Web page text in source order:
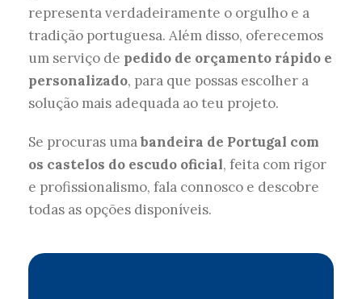
representa verdadeiramente o orgulho e a
tradição portuguesa. Além disso, oferecemos
um serviço de pedido de orçamento rápido e
personalizado, para que possas escolher a
solução mais adequada ao teu projeto.
Se procuras umabandeira de Portugal com
os castelos do escudo oficial, feita com rigor
e profissionalismo, fala connosco e descobre
todas as opções disponíveis.